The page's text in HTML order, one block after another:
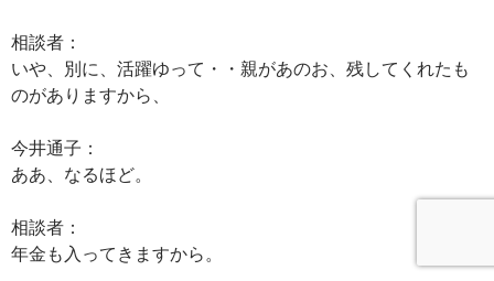
相談者：
いや、別に、活躍ゆって・・親があのお、残してくれたも
のがありますから、
今井通子：
ああ、なるほど。
相談者：
年金も入ってきますから。